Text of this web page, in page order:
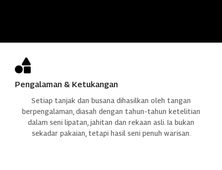

Pengalaman & Ketukangan
Setiap tanjak dan busana dihasilkan oleh tangan
berpengalaman, diasah dengan tahun-tahun ketelitian
dalam seni lipatan, jahitan dan rekaan asli. Ia bukan
sekadar pakaian, tetapi hasil seni penuh warisan.